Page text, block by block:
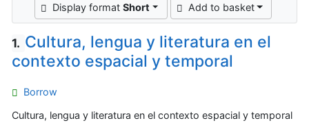
Display formatShort Add to basket
1. Cultura, lengua y literatura en el
contexto espacial y temporal
Borrow
Cultura, lengua y literatura en el contexto espacial y temporal